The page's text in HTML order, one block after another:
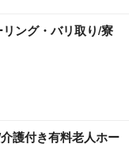
ング・バリ取り/寮
護付き有料老人ホー